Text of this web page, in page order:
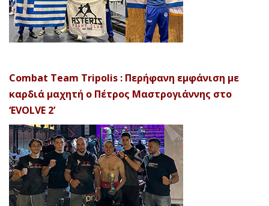
Combat Team Tripolis : Περήφανη εμφάνιση με
καρδιά μαχητή ο Πέτρος Μαστρογιάννης στο
‘EVOLVE 2’